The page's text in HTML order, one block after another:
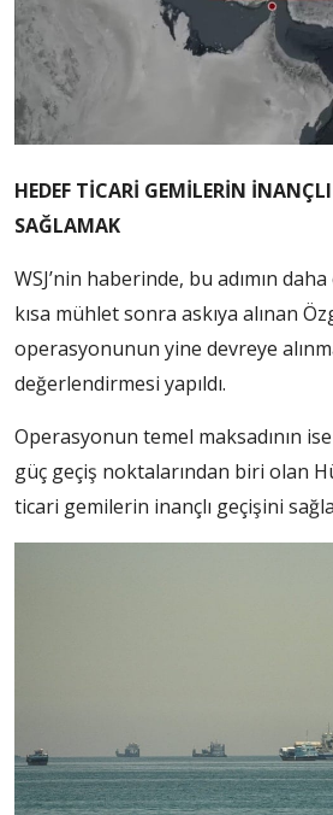
HEDEF TİCARİ GEMİLERİN
SAĞLAMAK
WSJ’nin haberinde, bu adımın
kısa mühlet sonra askıya alınan
operasyonunun yine devreye
değerlendirmesi yapıldı.
Operasyonun temel maksadının
güç geçiş noktalarından biri olan
ticari gemilerin inançlı geçişini